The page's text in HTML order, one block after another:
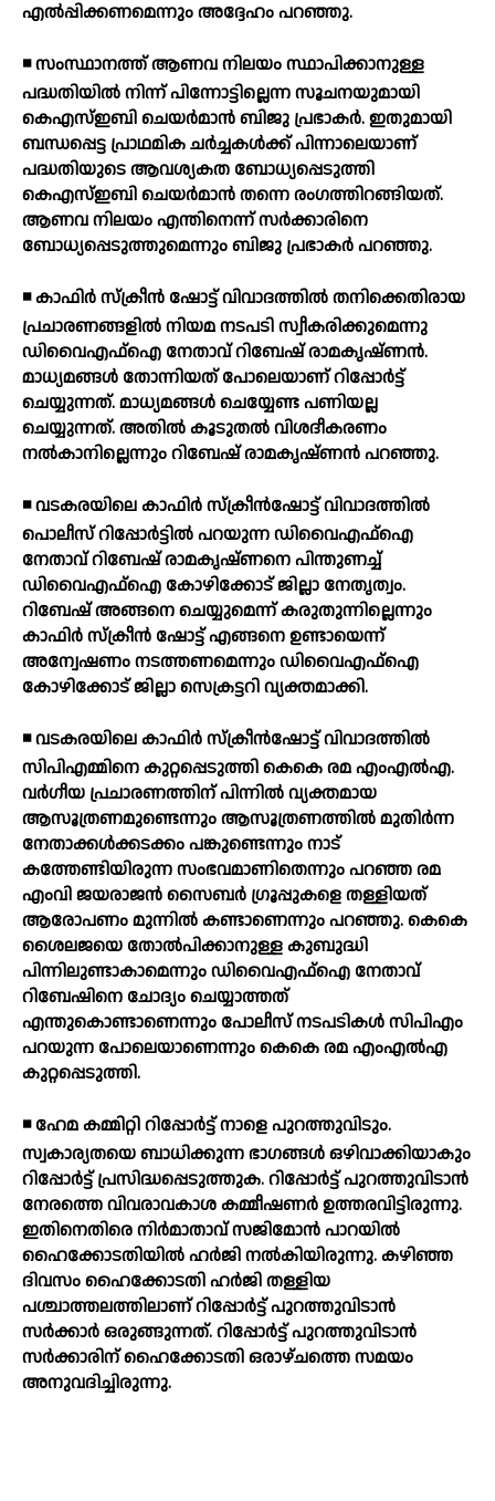
എല്‍പ്പിക്കണമെന്നും അദ്ദേഹം പറഞ്ഞു.
◾ സംസ്ഥാനത്ത് ആണവ നിലയം സ്ഥാപിക്കാനുള്ള
പദ്ധതിയില്‍ നിന്ന് പിന്നോട്ടില്ലെന്ന സൂചനയുമായി
കെഎസ്ഇബി ചെയര്‍മാന്‍ ബിജു പ്രഭാകര്‍. ഇതുമായി
ബന്ധപ്പെട്ട പ്രാഥമിക ചര്‍ച്ചകള്‍ക്ക് പിന്നാലെയാണ്
പദ്ധതിയുടെ ആവശ്യകത ബോധ്യപ്പെടുത്തി
കെഎസ്ഇബി ചെയര്‍മാന്‍ തന്നെ രംഗത്തിറങ്ങിയത്.
ആണവ നിലയം എന്തിനെന്ന് സര്‍ക്കാരിനെ
ബോധ്യപ്പെടുത്തുമെന്നും ബിജു പ്രഭാകര്‍ പറഞ്ഞു.
◾ കാഫിര്‍ സ്‌ക്രീന്‍ ഷോട്ട് വിവാദത്തില്‍ തനിക്കെതിരായ
പ്രചാരണങ്ങളില്‍ നിയമ നടപടി സ്വീകരിക്കുമെന്നു
ഡിവൈഎഫ്ഐ നേതാവ് റിബേഷ് രാമകൃഷ്ണന്‍.
മാധ്യമങ്ങള്‍ തോന്നിയത് പോലെയാണ് റിപ്പോര്‍ട്ട്
ചെയ്യുന്നത്. മാധ്യമങ്ങള്‍ ചെയ്യേണ്ട പണിയല്ല
ചെയ്യുന്നത്. അതില്‍ കൂടുതല്‍ വിശദീകരണം
നല്‍കാനില്ലെന്നും റിബേഷ് രാമകൃഷ്ണന്‍ പറഞ്ഞു.
◾ വടകരയിലെ കാഫിര്‍ സ്‌ക്രീന്‍ഷോട്ട് വിവാദത്തില്‍
പൊലീസ് റിപ്പോര്‍ട്ടില്‍ പറയുന്ന ഡിവൈഎഫ്ഐ
നേതാവ് റിബേഷ് രാമകൃഷ്ണനെ പിന്തുണച്ച്
ഡിവൈഎഫ്ഐ കോഴിക്കോട് ജില്ലാ നേതൃത്വം.
റിബേഷ് അങ്ങനെ ചെയ്യുമെന്ന് കരുതുന്നില്ലെന്നും
കാഫിര്‍ സ്‌ക്രീന്‍ ഷോട്ട് എങ്ങനെ ഉണ്ടായെന്ന്
അന്വേഷണം നടത്തണമെന്നും ഡിവൈഎഫ്ഐ
കോഴിക്കോട് ജില്ലാ സെക്രട്ടറി വ്യക്തമാക്കി.
◾ വടകരയിലെ കാഫിര്‍ സ്‌ക്രീന്‍ഷോട്ട് വിവാദത്തില്‍
സിപിഎമ്മിനെ കുറ്റപ്പെടുത്തി കെകെ രമ എംഎല്‍എ.
വര്‍ഗീയ പ്രചാരണത്തിന് പിന്നില്‍ വ്യക്തമായ
ആസൂത്രണമുണ്ടെന്നും ആസൂത്രണത്തില്‍ മുതിര്‍ന്ന
നേതാക്കള്‍ക്കടക്കം പങ്കുണ്ടെന്നും നാട്
കത്തേണ്ടിയിരുന്ന സംഭവമാണിതെന്നും പറഞ്ഞ രമ
എംവി ജയരാജന്‍ സൈബര്‍ ഗ്രൂപ്പുകളെ തള്ളിയത്
ആരോപണം മുന്നില്‍ കണ്ടാണെന്നും പറഞ്ഞു. കെകെ
ശൈലജയെ തോല്‍പിക്കാനുള്ള കുബുദ്ധി
പിന്നിലുണ്ടാകാമെന്നും ഡിവൈഎഫ്ഐ നേതാവ്
റിബേഷിനെ ചോദ്യം ചെയ്യാത്തത്
എന്തുകൊണ്ടാണെന്നും പോലീസ് നടപടികള്‍ സിപിഎം
പറയുന്ന പോലെയാണെന്നും കെകെ രമ എംഎല്‍എ
കുറ്റപ്പെടുത്തി.
◾ ഹേമ കമ്മിറ്റി റിപ്പോര്‍ട്ട് നാളെ പുറത്തുവിടും.
സ്വകാര്യതയെ ബാധിക്കുന്ന ഭാഗങ്ങള്‍ ഒഴിവാക്കിയാകും
റിപ്പോര്‍ട്ട് പ്രസിദ്ധപ്പെടുത്തുക. റിപ്പോര്‍ട്ട് പുറത്തുവിടാന്‍
നേരത്തെ വിവരാവകാശ കമ്മീഷണര്‍ ഉത്തരവിട്ടിരുന്നു.
ഇതിനെതിരെ നിര്‍മാതാവ് സജിമോന്‍ പാറയില്‍
ഹൈക്കോടതിയില്‍ ഹര്‍ജി നല്‍കിയിരുന്നു. കഴിഞ്ഞ
ദിവസം ഹൈക്കോടതി ഹര്‍ജി തള്ളിയ
പശ്ചാത്തലത്തിലാണ് റിപ്പോര്‍ട്ട് പുറത്തുവിടാന്‍
സര്‍ക്കാര്‍ ഒരുങ്ങുന്നത്. റിപ്പോര്‍ട്ട് പുറത്തുവിടാന്‍
സര്‍ക്കാരിന് ഹൈക്കോടതി ഒരാഴ്ചത്തെ സമയം
അനുവദിച്ചിരുന്നു.